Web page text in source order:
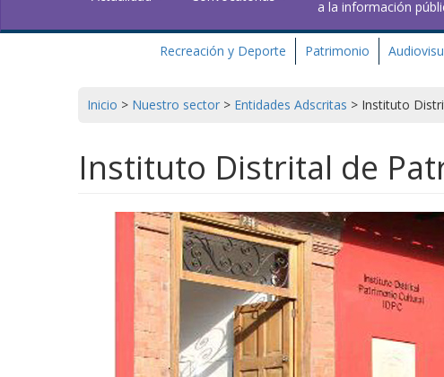
a la información
Recreación y Deporte Patrimonio
Inicio > Nuestro sector > Entidades Adscritas > Instituto
Instituto Distrital de